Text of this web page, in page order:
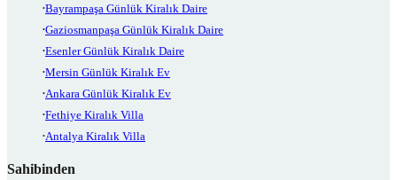
Bayrampaşa Günlük Kiralık Daire
Gaziosmanpaşa Günlük Kiralık Daire
Esenler Günlük Kiralık Daire
Mersin Günlük Kiralık Ev
Ankara Günlük Kiralık Ev
Fethiye Kiralık Villa
Antalya Kiralık Villa
Sahibinden